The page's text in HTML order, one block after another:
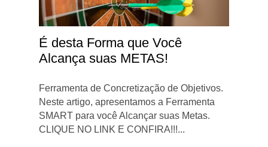
É desta Forma que Você
Alcança suas METAS!
Ferramenta de Concretização de Objetivos.
Neste artigo, apresentamos a Ferramenta
SMART para você Alcançar suas Metas.
CLIQUE NO LINK E CONFIRA!!!...